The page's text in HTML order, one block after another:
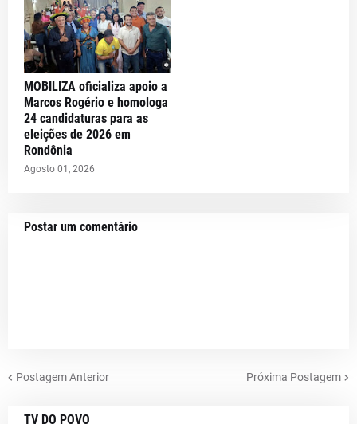
MOBILIZA oficializa apoio a
Marcos Rogério e homologa
24 candidaturas para as
eleições de 2026 em
Rondônia
Agosto 01, 2026
Postar um comentário
Postagem Anterior Próxima Postagem
TV DO POVO